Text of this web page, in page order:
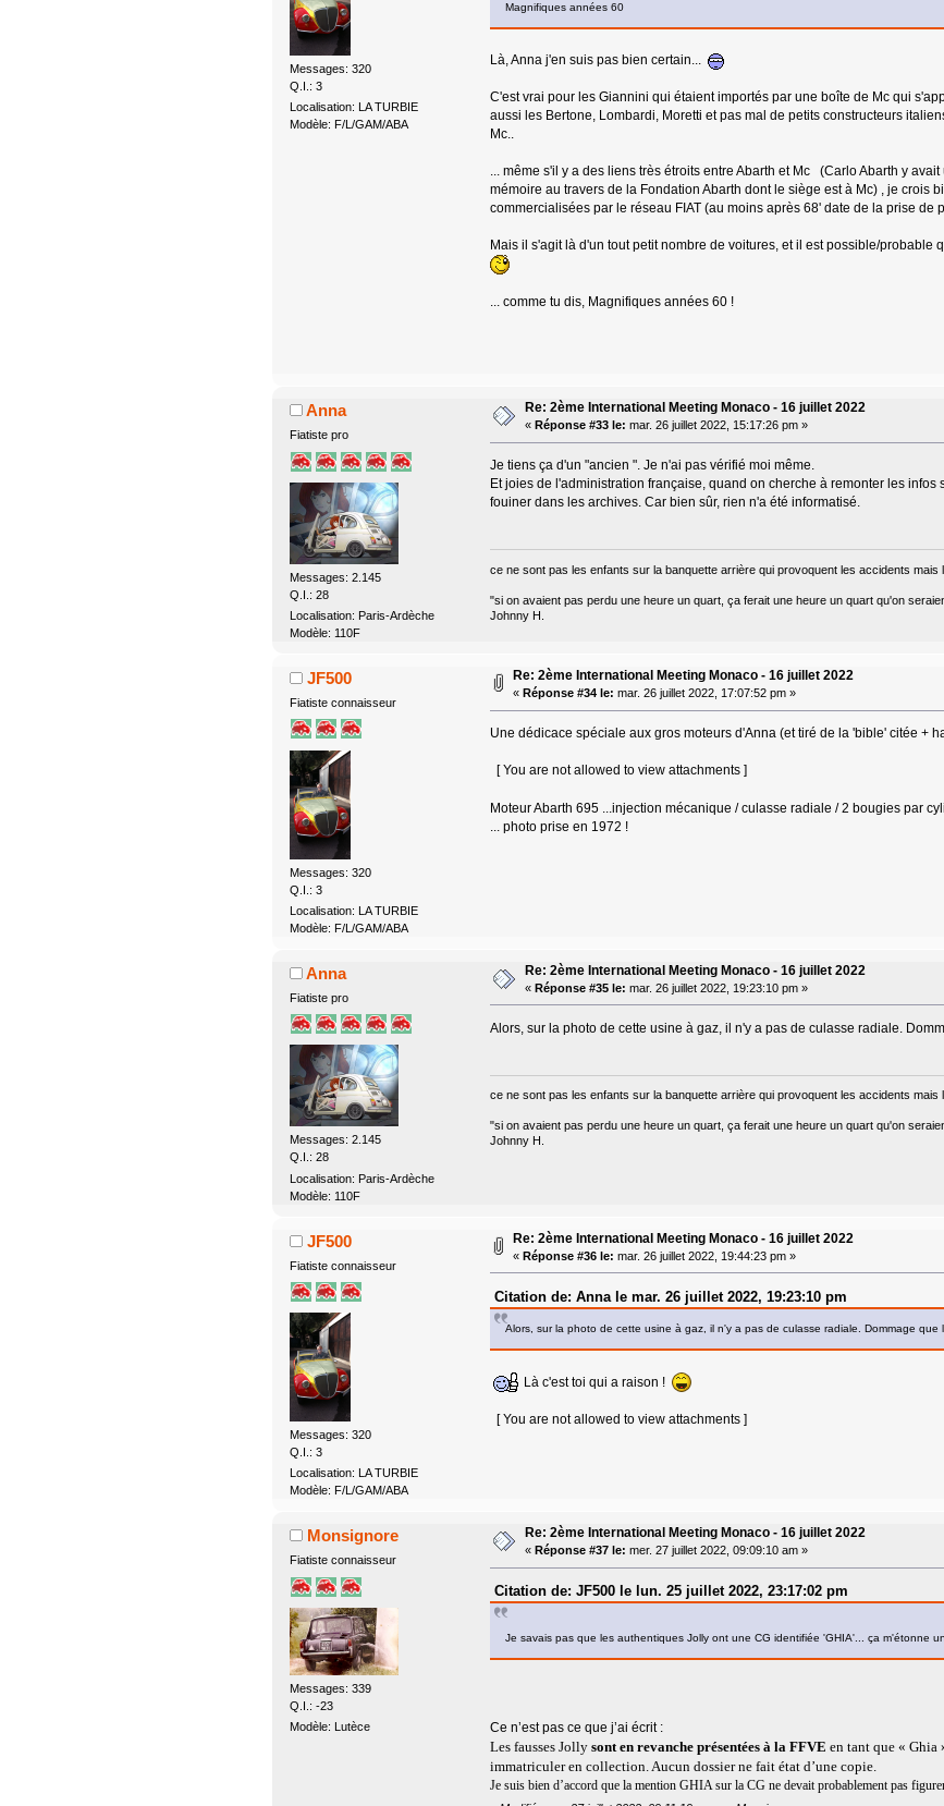
Messages: 320
Q.I.: 3
Localisation: LA TURBIE
Modèle: F/L/GAM/ABA
Magnifiques années 60
Là, Anna j'en suis pas bien certain...
C'est vrai pour les Giannini qui étaient importés par une boîte de Mc qui
aussi les Bertone, Lombardi, Moretti et pas mal de petits constructeurs
Mc..
... même s'il y a des liens très étroits entre Abarth et Mc (Carlo Abarth y
mémoire au travers de la Fondation Abarth dont le siège est à Mc) , je
commercialisées par le réseau FIAT (au moins après 68' date de la prise de
Mais il s'agit là d'un tout petit nombre de voitures, et il est possible/
... comme tu dis, Magnifiques années 60 !
Anna
Fiatiste pro
Messages: 2.145
Q.I.: 28
Localisation: Paris-Ardèche
Modèle: 110F
Re: 2ème International Meeting Monaco - 16 juillet 2022
« Réponse #33 le: mar. 26 juillet 2022, 15:17:26 pm »
Je tiens ça d'un "ancien ". Je n'ai pas vérifié moi même.
Et joies de l'administration française, quand on cherche à remonter les
fouiner dans les archives. Car bien sûr, rien n'a été informatisé.
ce ne sont pas les enfants sur la banquette arrière qui provoquent les accidents
"si on avaient pas perdu une heure un quart, ça ferait une heure un quart qu'on
Johnny H.
JF500
Fiatiste connaisseur
Messages: 320
Q.I.: 3
Localisation: LA TURBIE
Modèle: F/L/GAM/ABA
Re: 2ème International Meeting Monaco - 16 juillet 2022
« Réponse #34 le: mar. 26 juillet 2022, 17:07:52 pm »
Une dédicace spéciale aux gros moteurs d'Anna (et tiré de la 'bible' citée +
[ You are not allowed to view attachments ]
Moteur Abarth 695 ...injection mécanique / culasse radiale / 2 bougies par
... photo prise en 1972 !
Anna
Fiatiste pro
Messages: 2.145
Q.I.: 28
Localisation: Paris-Ardèche
Modèle: 110F
Re: 2ème International Meeting Monaco - 16 juillet 2022
« Réponse #35 le: mar. 26 juillet 2022, 19:23:10 pm »
Alors, sur la photo de cette usine à gaz, il n'y a pas de culasse radiale.
ce ne sont pas les enfants sur la banquette arrière qui provoquent les accidents
"si on avaient pas perdu une heure un quart, ça ferait une heure un quart qu'on
Johnny H.
JF500
Fiatiste connaisseur
Messages: 320
Q.I.: 3
Localisation: LA TURBIE
Modèle: F/L/GAM/ABA
Re: 2ème International Meeting Monaco - 16 juillet 2022
« Réponse #36 le: mar. 26 juillet 2022, 19:44:23 pm »
Citation de: Anna le mar. 26 juillet 2022, 19:23:10 pm
Alors, sur la photo de cette usine à gaz, il n'y a pas de culasse radiale. Dommage
Là c'est toi qui a raison !
[ You are not allowed to view attachments ]
Monsignore
Fiatiste connaisseur
Messages: 339
Q.I.: -23
Modèle: Lutèce
Re: 2ème International Meeting Monaco - 16 juillet 2022
« Réponse #37 le: mer. 27 juillet 2022, 09:09:10 am »
Citation de: JF500 le lun. 25 juillet 2022, 23:17:02 pm
Je savais pas que les authentiques Jolly ont une CG identifiée 'GHIA'... ça m'étonne
Ce n’est pas ce que j’ai écrit :
Les fausses Jollysont en revanche présentées à la FFVE en tant que « Ghia
immatriculer en collection. Aucun dossier ne fait état d’une copie.
Je suis bien d’accord que la mention GHIA sur la CG ne devait probablement pas